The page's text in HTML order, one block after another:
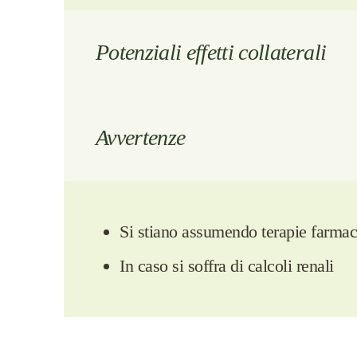
Potenziali effetti collaterali
Avvertenze
Si stiano assumendo terapie
In caso si soffra di calcoli renali